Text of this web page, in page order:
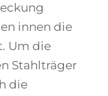
innen die
Um die
Stahlträger
die